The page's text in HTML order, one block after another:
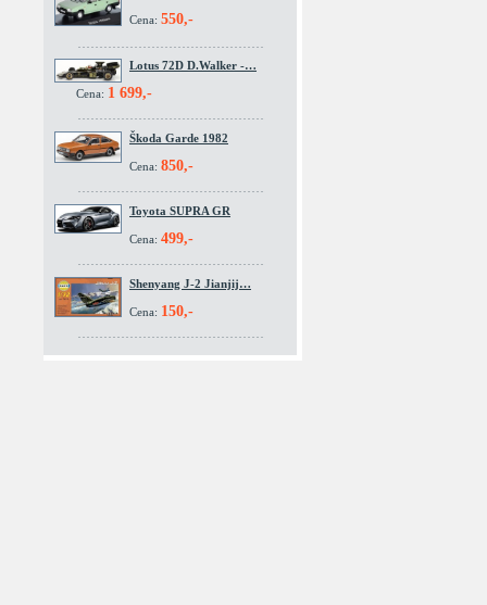
Cena: 550,-
Lotus 72D D.Walker -…
Cena: 1 699,-
Škoda Garde 1982
Cena: 850,-
Toyota SUPRA GR
Cena: 499,-
Shenyang J-2 Jianjij…
Cena: 150,-